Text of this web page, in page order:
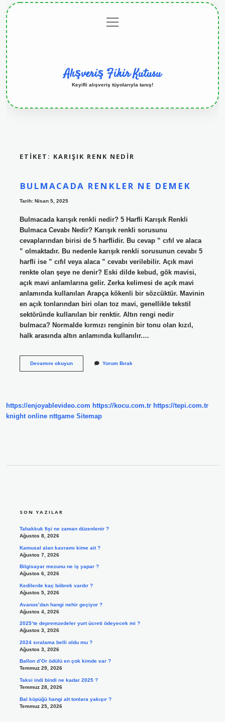
menüyü
aç
Alışveriş Fikir Kutusu
Keyifli alışveriş tüyolarıyla tanış!
ETIKET: KARIŞIK RENK NEDIR
BULMACADA RENKLER NE DEMEK
Tarih: Nisan 5, 2025
Bulmacada karışık renkli nedir? 5 Harfli Karışık Renkli
Bulmaca Cevabı Nedir? Karışık renkli sorusunu
cevaplarından birisi de 5 harflidir. Bu cevap ” cıfıl ve alaca
” olmaktadır. Bu nedenle karışık renkli sorusunun cevabı 5
harfli ise ” cıfıl veya alaca ” cevabı verilebilir. Açık mavi
renkte olan şeye ne denir? Eski dilde kebud, gök mavisi,
açık mavi anlamlarına gelir. Zerka kelimesi de açık mavi
anlamında kullanılan Arapça kökenli bir sözcüktür. Mavinin
en açık tonlarından biri olan toz mavi, genellikle tekstil
sektöründe kullanılan bir renktir. Altın rengi nedir
bulmaca? Normalde kırmızı renginin bir tonu olan kızıl,
halk arasında altın anlamında kullanılır.…
Devamını okuyunBulmacada Yorum Bırak
https://enjoyablevideo.com https://kocu.com.tr https://tepi.com.tr
knight online nttgame Sitemap
SON YAZILAR
Tahakkuk fişi ne zaman düzenlenir ?
Ağustos 8, 2026
Kamusal alan kavramı kime ait ?
Ağustos 7, 2026
Bilgisayar mezunu ne iş yapar ?
Ağustos 6, 2026
Kedilerde kaç böbrek vardır ?
Ağustos 5, 2026
Avanos’dan hangi nehir geçiyor ?
Ağustos 4, 2026
2025’te depremzedeler yurt ücreti ödeyecek mi ?
Ağustos 3, 2026
2024 sıralama belli oldu mu ?
Ağustos 3, 2026
Ballon d’Or ödülü en çok kimde var ?
Temmuz 29, 2026
Taksi indi bindi ne kadar 2025 ?
Temmuz 28, 2026
Bal köpüğü hangi alt tonlara yakışır ?
Temmuz 25, 2026